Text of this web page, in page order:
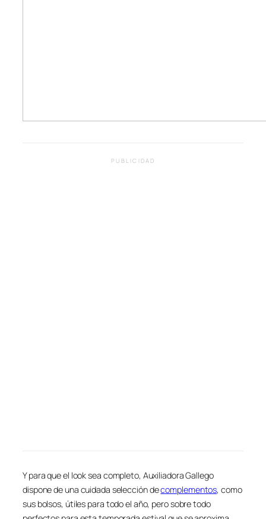
PUBLICIDAD
Y para que el look sea completo, Auxiliadora Gallego
dispone de una cuidada selección decomplementos, como
sus bolsos, útiles para todo el año, pero sobre todo